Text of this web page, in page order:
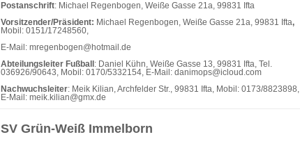
Postanschrift: Michael Regenbogen, Weiße Gasse 21a, 99831 Ifta
Vorsitzender/Präsident: Michael Regenbogen, Weiße Gasse 21a, 99831 Ifta,
Mobil: 0151/17248560,
E-Mail: mregenbogen@hotmail.de
Abteilungsleiter Fußball : Daniel Kühn, Weiße Gasse 13, 99831 Ifta, Tel.
036926/90643, Mobil: 0170/5332154, E-Mail: danimops@icloud.com
Nachwuchsleiter: Meik Kilian, Archfelder Str., 99831 Ifta, Mobil: 0173/8823898,
E-Mail: meik.kilian@gmx.de
SV Grün-Weiß Immelborn